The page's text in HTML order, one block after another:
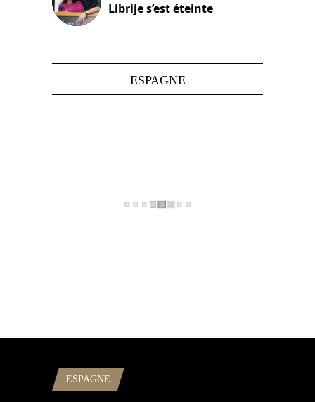
Librije s’est éteinte
ESPAGNE
ESPAGNE